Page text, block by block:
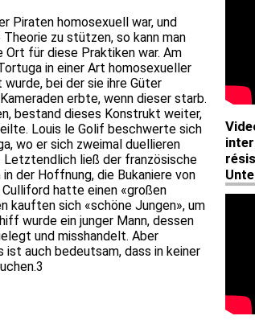
Piraten homosexuell war, und
zu stützen, so kann man
Ort für diese Praktiken war. Am
in einer Art homosexueller
bei der sie ihre Güter
erbte, wenn dieser starb.
bestand dieses Konstrukt weiter,
Louis le Golif beschwerte sich
wo er sich zweimal duellieren
Letztendlich ließ der französische
der Hoffnung, die Bukaniere von
hatte einen «großen
kauften sich «schöne Jungen», um
wurde ein junger Mann, dessen
und misshandelt. Aber
ist auch bedeutsam, dass in keiner